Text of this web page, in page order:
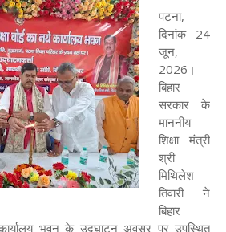
पटना,
दिनांक 24
जून,
2026।
बिहार
सरकार के
माननीय
शिक्षा मंत्री
श्री
मिथिलेश
तिवारी ने
बिहार
भवन के उद्घाटन अवसर पर उपस्थित